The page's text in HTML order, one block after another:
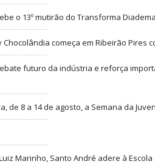
o 13º mutirão do Transforma
Chocolândia começa em Ribeirão Pires
futuro da indústria e reforça
de 8 a 14 de agosto, a Semana da
Marinho, Santo André adere à